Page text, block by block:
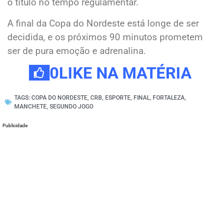
o título no tempo regulamentar.
A final da Copa do Nordeste está longe de ser
decidida, e os próximos 90 minutos prometem
ser de pura emoção e adrenalina.
0LIKE NA MATÉRIA
TAGS: COPA DO NORDESTE, CRB, ESPORTE, FINAL, FORTALEZA,
MANCHETE, SEGUNDO JOGO
Publicidade